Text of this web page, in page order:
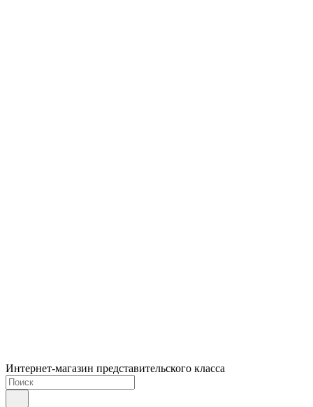
Интернет-магазин представительского класса